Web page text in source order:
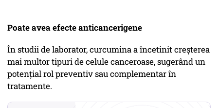
Poate avea efecte anticancerigene
În studii de laborator, curcumina a încetinit creșterea
mai multor tipuri de celule canceroase, sugerând un
potențial rol preventiv sau complementar în
tratamente.